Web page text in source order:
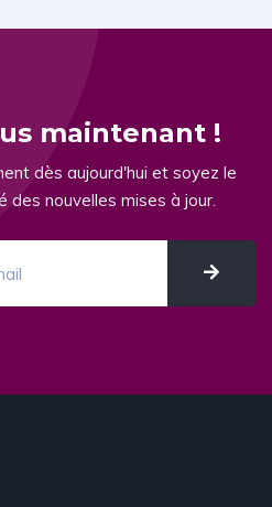
maintenant !
dès aujourd'hui et soyez le
des nouvelles mises à jour.